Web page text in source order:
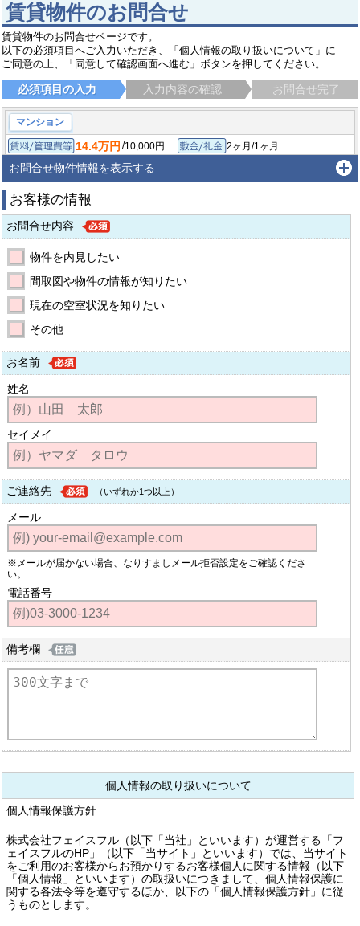
賃貸物件のお問合せ
賃貸物件のお問合せページです。
以下の必須項目へご入力いただき、「個人情報の取り扱いについて」に
ご同意の上、「同意して確認画面へ進む」ボタンを押してください。
必須項目の入力 入力内容の確認 お問合せ完了
マンション
賃料/管理費等
14.4万円 /10,000円 敷金/礼金
2ヶ月/1ヶ月
保証金/敷引/償却金
-/-/-
築年月
2003年2月
港区南青山東京メトロ銀座線 表参道駅
お問合せ物件情報を表示する
お客様の情報
お問合せ内容
物件を内見したい
間取図や物件の情報が知りたい
現在の空室状況を知りたい
その他
お名前
姓名
セイメイ
ご連絡先 （いずれか1つ以上）
メール
※メールが届かない場合、なりすましメール拒否設定をご確認くださ
い。
電話番号
備考欄
個人情報の取り扱いについて
個人情報保護方針
株式会社フェイスフル（以下「当社」といいます）が運営する「フ
ェイスフルのHP」（以下「当サイト」といいます）では、当サイト
をご利用のお客様からお預かりするお客様個人に関する情報（以下
「個人情報」といいます）の取扱いにつきまして、個人情報保護に
関する各法令等を遵守するほか、以下の「個人情報保護方針」に従
うものとします。